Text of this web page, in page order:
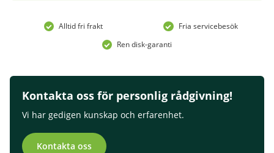
Alltid fri frakt
Fria servicebesök
Ren disk-garanti
Kontakta oss för personlig rådgivning!
Vi har gedigen kunskap och erfarenhet.
Kontakta oss